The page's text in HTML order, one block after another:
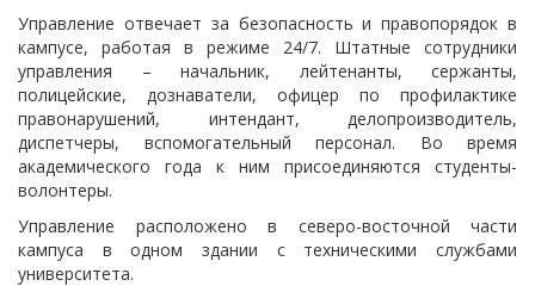
Управление отвечает за безопасность и правопорядок в
кампусе, работая в режиме 24/7. Штатные сотрудники
управления – начальник, лейтенанты, сержанты,
полицейские, дознаватели, офицер по профилактике
правонарушений, интендант, делопроизводитель,
диспетчеры, вспомогательный персонал. Во время
академического года к ним присоединяются студенты-
волонтеры.
Управление расположено в северо-восточной части
кампуса в одном здании с техническими службами
университета.